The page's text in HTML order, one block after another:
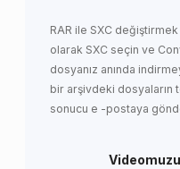
RAR ile SXC değiştirmek
olarak SXC seçin ve
dosyanız anında
bir arşivdeki dosyaların
sonucu e -postaya